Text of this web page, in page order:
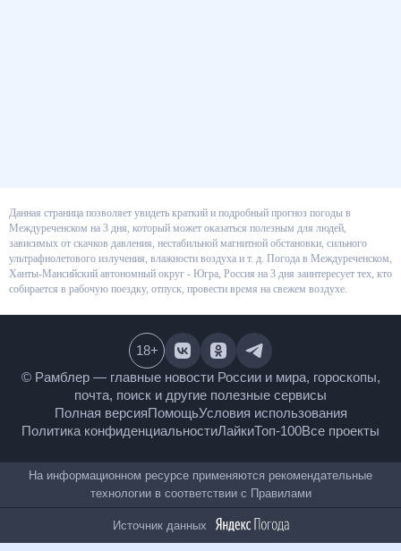
Данная страница позволяет увидеть краткий и подробный прогноз
погоды в Междуреченском на 3 дня, который может оказаться полезным
для людей, зависимых от скачков давления, нестабильной магнитной
обстановки, сильного ультрафиолетового излучения, влажности воздуха
и т. д. Погода в Междуреченском, Ханты-Мансийский автономный округ -
Югра, Россия на 3 дня заинтересует тех, кто собирается в рабочую
© Рамблер — главные новости России и мира,
гороскопы, почта, поиск и другие полезные сервисы
Полная версияПомощьУсловия использования
Все проекты
18+
На информационном ресурсе применяются
рекомендательные технологии в соответствии с